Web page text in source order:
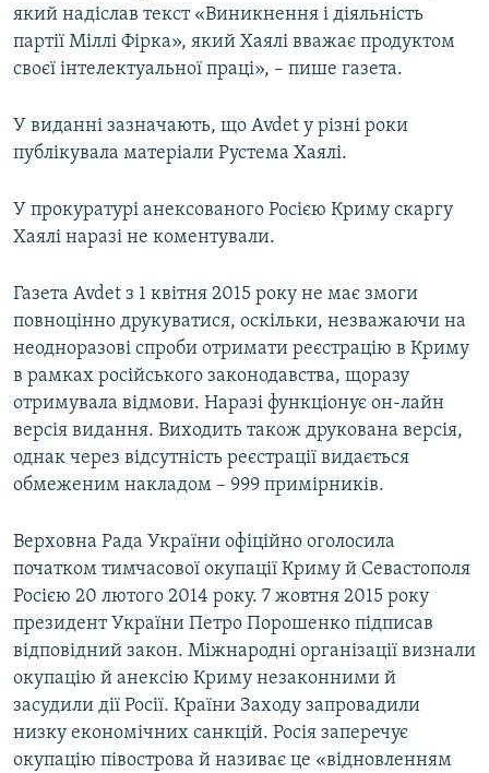
який надіслав текст «Виникнення і діяльність
партії Міллі Фірка», який Хаялі вважає продуктом
своєї інтелектуальної праці», – пише газета.
У виданні зазначають, що Avdet у різні роки
публікувала матеріали Рустема Хаялі.
У прокуратурі анексованого Росією Криму скаргу
Хаялі наразі не коментували.
Газета Avdet з 1 квітня 2015 року не має змоги
повноцінно друкуватися, оскільки, незважаючи на
неодноразові спроби отримати реєстрацію в Криму
в рамках російського законодавства, щоразу
отримувала відмови. Наразі функціонує он-лайн
версія видання. Виходить також друкована версія,
однак через відсутність реєстрації видається
обмеженим накладом – 999 примірників.
Верховна Рада України офіційно оголосила
початком тимчасової окупації Криму й Севастополя
Росією 20 лютого 2014 року. 7 жовтня 2015 року
президент України Петро Порошенко підписав
відповідний закон. Міжнародні організації визнали
окупацію й анексію Криму незаконними й
засудили дії Росії. Країни Заходу запровадили
низку економічних санкцій. Росія заперечує
окупацію півострова й називає це «відновленням